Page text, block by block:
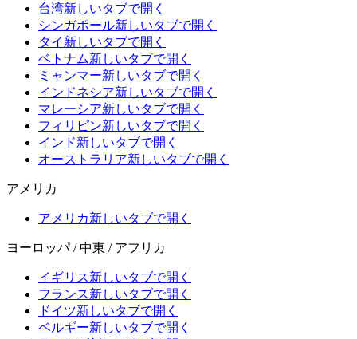
台湾新しいタブで開く
シンガポール新しいタブで開く
タイ 新しいタブで開く
ベトナム新しいタブで開く
ミャンマー新しいタブで開く
インドネシア新しいタブで開く
マレーシア新しいタブで開く
フィリピン新しいタブで開く
インド新しいタブで開く
オーストラリア新しいタブで開く
アメリカ
アメリカ新しいタブで開く
ヨーロッパ / 中東 / アフリカ
イギリス新しいタブで開く
フランス新しいタブで開く
ドイツ新しいタブで開く
ベルギー新しいタブで開く